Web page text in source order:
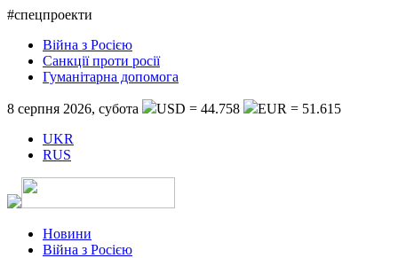
#спецпроекти
Війна з Росією
Санкції проти росії
Гуманітарна допомога
8 серпня 2026, субота USD = 44.758
EUR = 51.615
UKR
RUS
Новини
Війна з Росією